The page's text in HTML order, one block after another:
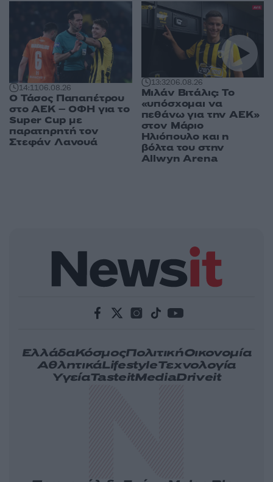
14:1106.08.26
Ο Τάσος Παπαπέτρου
στο ΑΕΚ – ΟΦΗ για το
Super Cup με
παρατηρητή τον
Στεφάν Λανουά
13:3206.08.26
Μιλάν Βιτάλις: Το
«υπόσχομαι να
πεθάνω για την ΑΕΚ»
στον Μάριο
Ηλιόπουλο και η
βόλτα του στην
Allwyn Arena
ΕλλάδαΚόσμοςΠολιτικήΟικονομία
ΑθλητικάLifestyleΤεχνολογία
ΥγείαTasteitMediaDriveit